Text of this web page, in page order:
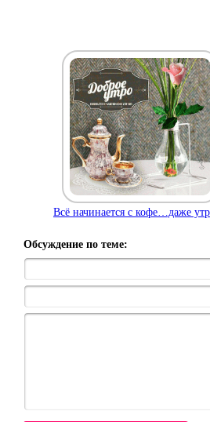
Всё начинается с кофе…даже
Обсуждение по теме: